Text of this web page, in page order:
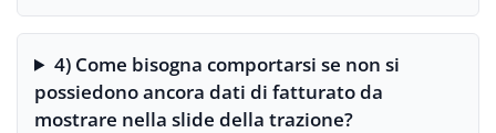
4) Come bisogna comportarsi se non si
possiedono ancora dati di fatturato da
mostrare nella slide della trazione?